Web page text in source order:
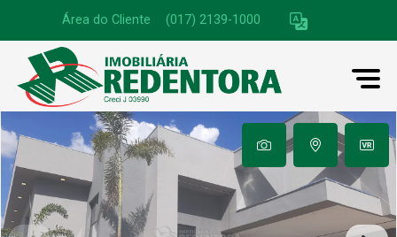
Área do Cliente (017) 2139-1000